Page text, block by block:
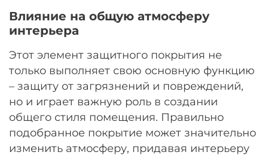
Влияние на общую атмосферу
интерьера
Этот элемент защитного покрытия не
только выполняет свою основную функцию
– защиту от загрязнений и повреждений,
но и играет важную роль в создании
общего стиля помещения. Правильно
подобранное покрытие может значительно
изменить атмосферу, придавая интерьеру